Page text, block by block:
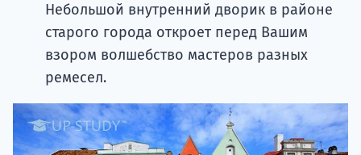
Небольшой внутренний дворик в районе
старого города откроет перед Вашим
взором волшебство мастеров разных
ремесел.